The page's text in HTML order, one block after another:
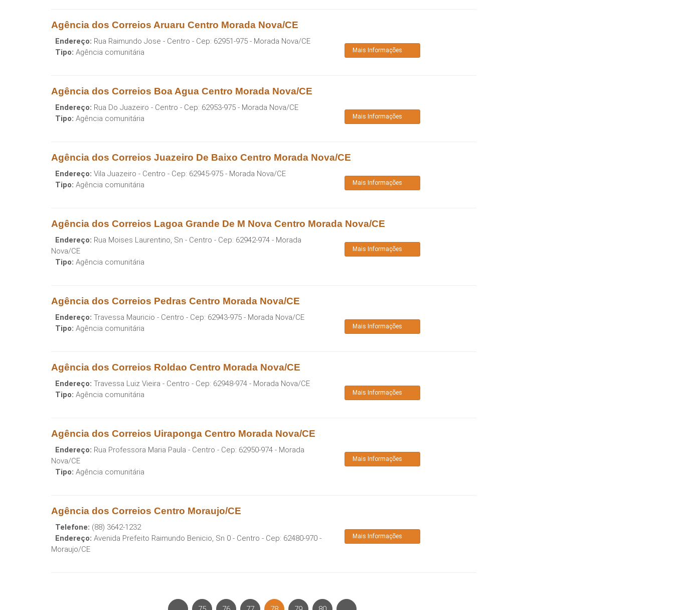
Agência dos Correios Aruaru Centro Morada Nova/CE
Endereço: Rua Raimundo Jose - Centro - Cep: 62951-975 - Morada Nova/CE
Tipo: Agência comunitária Mais Informações
Agência dos Correios Boa Agua Centro Morada Nova/CE
Endereço: Rua Do Juazeiro - Centro - Cep: 62953-975 - Morada Nova/CE
Tipo: Agência comunitária Mais Informações
Agência dos Correios Juazeiro De Baixo Centro Morada Nova/CE
Endereço: Vila Juazeiro - Centro - Cep: 62945-975 - Morada Nova/CE
Tipo: Agência comunitária Mais Informações
Agência dos Correios Lagoa Grande De M Nova Centro Morada Nova/CE
Endereço: Rua Moises Laurentino, Sn - Centro - Cep: 62942-974 - Morada
Nova/CE
Tipo: Agência comunitária
Mais Informações
Agência dos Correios Pedras Centro Morada Nova/CE
Endereço: Travessa Mauricio - Centro - Cep: 62943-975 - Morada Nova/CE
Tipo: Agência comunitária Mais Informações
Agência dos Correios Roldao Centro Morada Nova/CE
Endereço: Travessa Luiz Vieira - Centro - Cep: 62948-974 - Morada Nova/CE
Tipo: Agência comunitária Mais Informações
Agência dos Correios Uiraponga Centro Morada Nova/CE
Endereço: Rua Professora Maria Paula - Centro - Cep: 62950-974 - Morada
Nova/CE
Tipo: Agência comunitária
Mais Informações
Agência dos Correios Centro Moraujo/CE
Telefone: (88) 3642-1232
Endereço: Avenida Prefeito Raimundo Benicio, Sn 0 - Centro - Cep: 62480-970 -
Moraujo/CE
Mais Informações